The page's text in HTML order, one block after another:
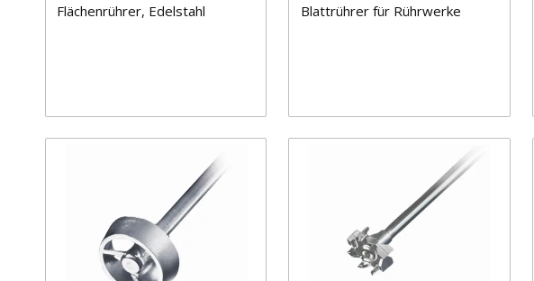
Flächenrührer, Edelstahl
Blattrührer für Rührwerke